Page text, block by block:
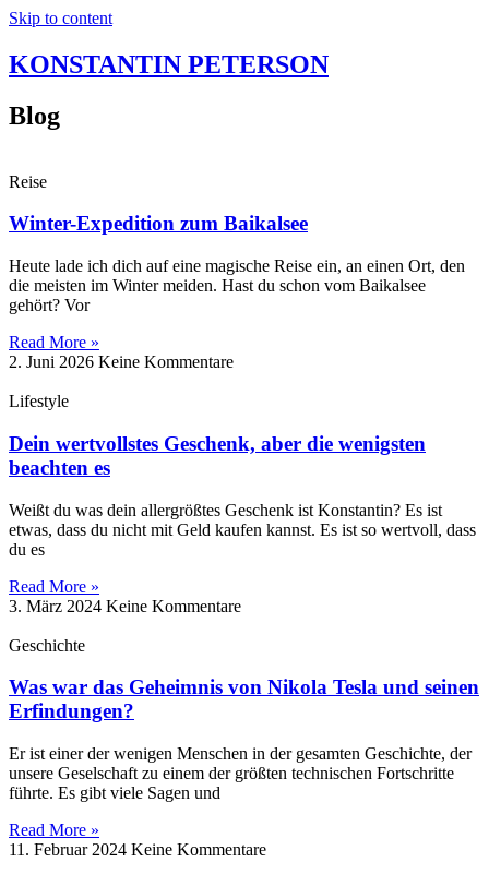
Skip to content
KONSTANTIN PETERSON
Blog
Reise
Winter-Expedition zum Baikalsee
Heute lade ich dich auf eine magische Reise ein, an einen Ort, den
die meisten im Winter meiden. Hast du schon vom Baikalsee
gehört? Vor
Read More »
2. Juni 2026 Keine Kommentare
Lifestyle
Dein wertvollstes Geschenk, aber die wenigsten
beachten es
Weißt du was dein allergrößtes Geschenk ist Konstantin? Es ist
etwas, dass du nicht mit Geld kaufen kannst. Es ist so wertvoll, dass
du es
Read More »
3. März 2024 Keine Kommentare
Geschichte
Was war das Geheimnis von Nikola Tesla und seinen
Erfindungen?
Er ist einer der wenigen Menschen in der gesamten Geschichte, der
unsere Geselschaft zu einem der größten technischen Fortschritte
führte. Es gibt viele Sagen und
Read More »
11. Februar 2024 Keine Kommentare